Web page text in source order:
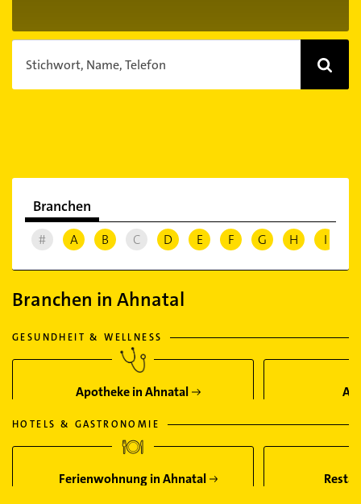
Stichwort, Name, Telefon
Branchen
# A B C D E F G H I
Branchen in Ahnatal
GESUNDHEIT & WELLNESS
Apotheke in Ahnatal
HOTELS & GASTRONOMIE
Ferienwohnung in Ahnatal